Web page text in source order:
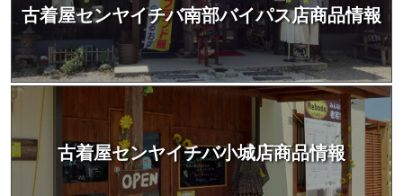
古着屋センヤイチバ南部バイパス店商品情報
古着屋センヤイチバ小城店商品情報